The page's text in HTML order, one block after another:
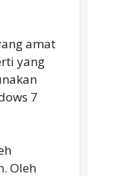
amat
yang
7
Oleh